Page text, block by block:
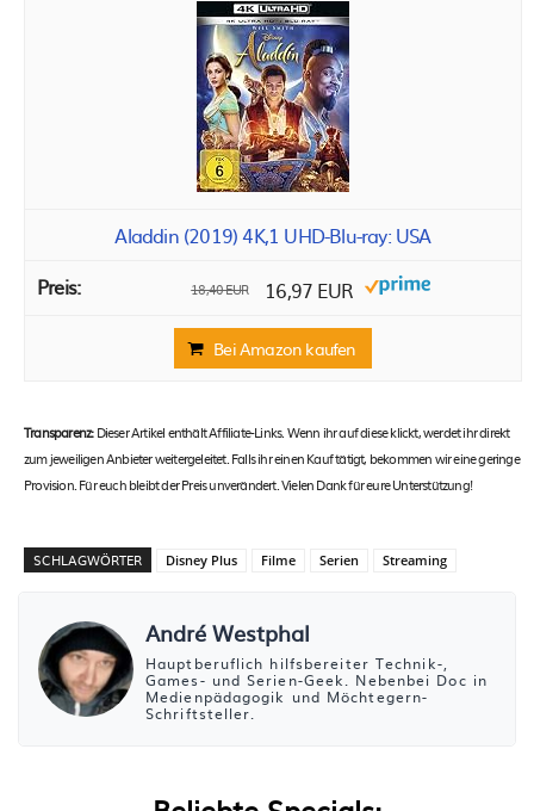
Aladdin (2019) 4K,1 UHD-Blu-ray: USA
18,40 EUR 16,97 EUR
Bei Amazon kaufen
Transparenz:Dieser Artikel enthält Affiliate-Links. Wenn ihr auf diese klickt, werdet ihr direkt
zum jeweiligen Anbieter weitergeleitet. Falls ihr einen Kauf tätigt, bekommen wir eine geringe
Provision. Für euch bleibt der Preis unverändert. Vielen Dank für eure Unterstützung!
SCHLAGWÖRTER Disney Plus Filme Serien Streaming
André Westphal
Hauptberuflich hilfsbereiter Technik-,
Games- und Serien-Geek. Nebenbei Doc in
Medienpädagogik und Möchtegern-
Schriftsteller.